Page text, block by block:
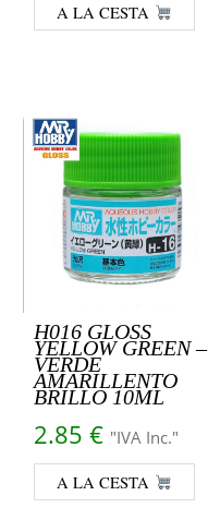
A LA CESTA
H016 GLOSS
YELLOW GREEN –
VERDE
AMARILLENTO
BRILLO 10ML
2.85 € "IVA Inc."
A LA CESTA